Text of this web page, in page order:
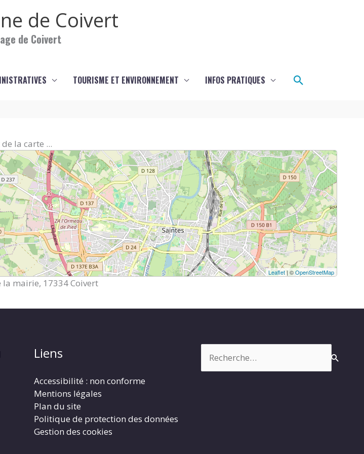
de Coivert
de Coivert
TOURISME ET ENVIRONNEMENT INFOS PRATIQUES Rechercher
la carte ...
Leaflet| ©OpenStreetMap
:
la mairie, 17334 Coivert
Liens
Accessibilité : non conforme
Mentions légales
Plan du site
Politique de protection des données
Gestion des cookies